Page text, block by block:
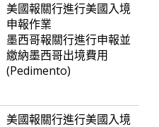
美國報關行進行美國入境
申報作業
墨西哥報關行進行申報並
繳納墨西哥出境費用
(Pedimento)
美國報關行進行美國入境